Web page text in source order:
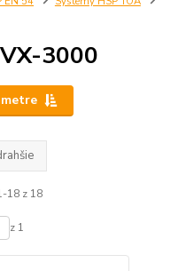
3000
18 z 18
z 1